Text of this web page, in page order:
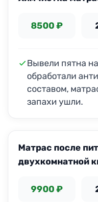
8500 ₽
Вывели пятна
обработали
составом,
запахи ушли.
Матрас после
двухкомнатной
9900 ₽